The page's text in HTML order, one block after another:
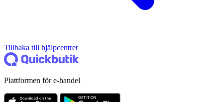
Tillbaka till hjälpcentret
Plattformen för e-handel